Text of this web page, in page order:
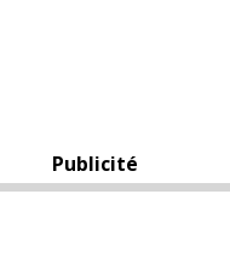
Publicité